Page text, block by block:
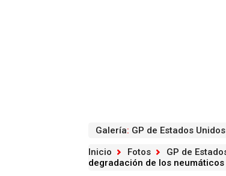
Galería: GP de Estados
Inicio
Fotos GP de
degradación de los neumáticos